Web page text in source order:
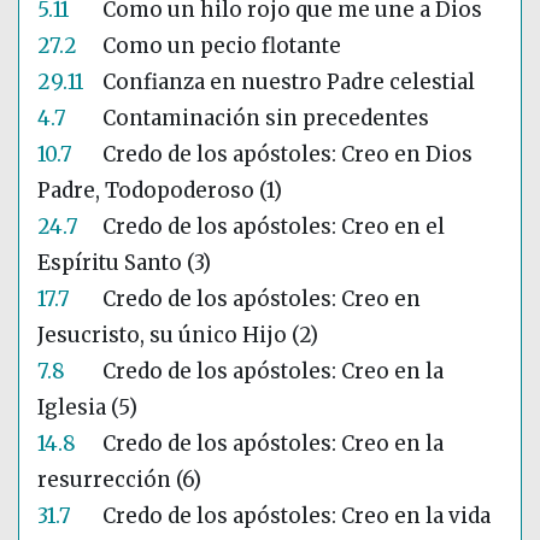
5.11
Como un hilo rojo que me une a Dios
27.2
Como un pecio flotante
29.11
Confianza en nuestro Padre celestial
4.7
Contaminación sin precedentes
10.7
Credo de los apóstoles: Creo en Dios
Padre, Todopoderoso (1)
24.7
Credo de los apóstoles: Creo en el
Espíritu Santo (3)
17.7
Credo de los apóstoles: Creo en
Jesucristo, su único Hijo (2)
7.8
Credo de los apóstoles: Creo en la
Iglesia (5)
14.8
Credo de los apóstoles: Creo en la
resurrección (6)
31.7
Credo de los apóstoles: Creo en la vida